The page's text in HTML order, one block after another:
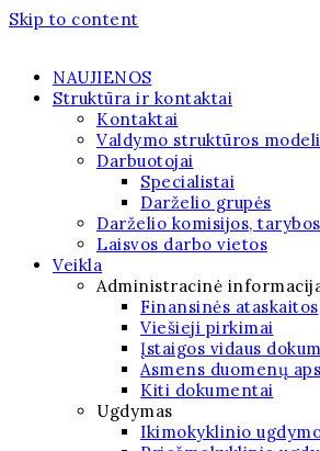
Skip to content
NAUJIENOS
Struktūra ir kontaktai
Kontaktai
Valdymo struktūros
Darbuotojai
Specialistai
Darželio grupės
Darželio komisijos, tarybos
Laisvos darbo vietos
Veikla
Administracinė
Finansinės ataskaitos
Viešieji pirkimai
Įstaigos vidaus
Asmens duomenų
Kiti dokumentai
Ugdymas
Ikimokyklinio